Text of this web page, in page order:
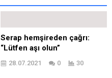
Serap hemşireden çağrı:
“Lütfen aşı olun”
28.07.2021 0 30